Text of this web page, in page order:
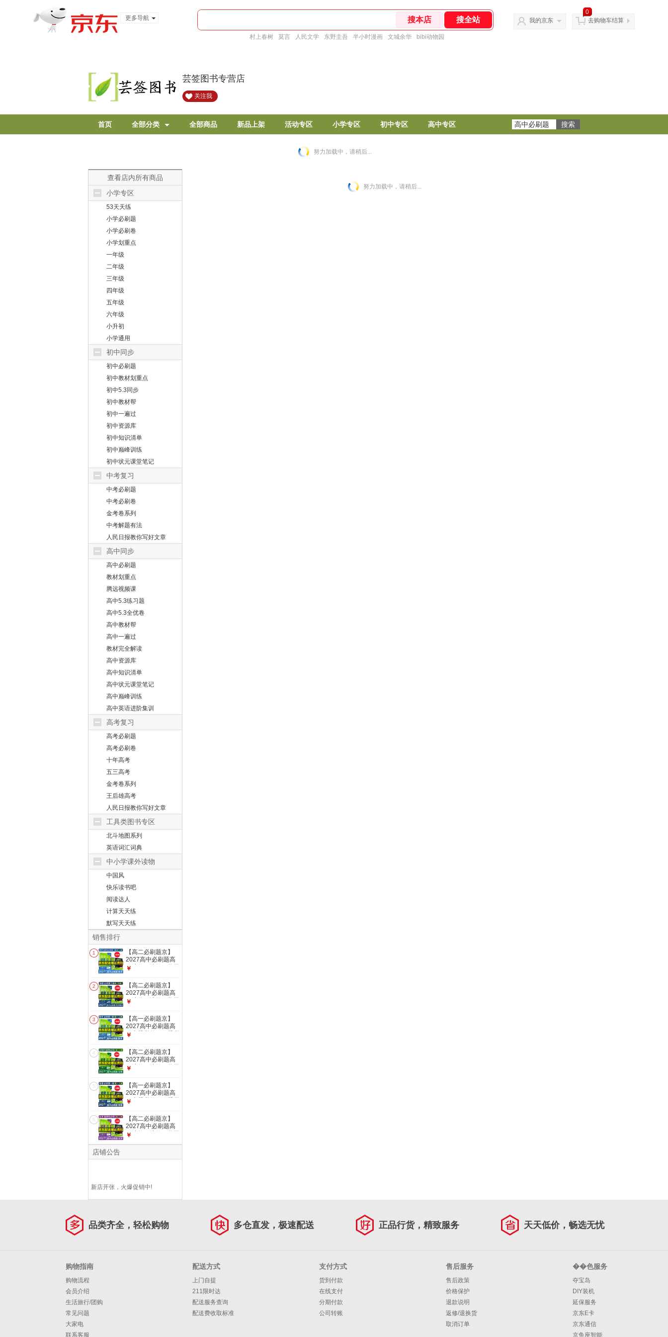
更多导航
村上春树 莫言 人民文学 东野圭吾 半小时漫画 文城余华 bibi动物园
我的京东
0
去购物车结算
芸签图书专营店
关注我
首页 全部分类 全部商品 新品上架 活动专区 小学专区 初中专区 高中专区
努力加载中，请稍后...
查看店内所有商品
小学专区
53天天练
小学必刷题
小学必刷卷
小学划重点
一年级
二年级
三年级
四年级
五年级
六年级
小升初
小学通用
初中同步
初中必刷题
初中教材划重点
初中5.3同步
初中教材帮
初中一遍过
初中资源库
初中知识清单
初中巅峰训练
初中状元课堂笔记
中考复习
中考必刷题
中考必刷卷
金考卷系列
中考解题有法
人民日报教你写好文章
高中同步
高中必刷题
教材划重点
腾远视频课
高中5.3练习题
高中5.3全优卷
高中教材帮
高中一遍过
教材完全解读
高中资源库
高中知识清单
高中状元课堂笔记
高中巅峰训练
高中英语进阶集训
高考复习
高考必刷题
高考必刷卷
十年高考
五三高考
金考卷系列
王后雄高考
人民日报教你写好文章
工具类图书专区
北斗地图系列
英语词汇词典
中小学课外读物
中国风
快乐读书吧
阅读达人
计算天天练
默写天天练
销售排行
1
【高二必刷题京】
2027高中必刷题高
二选修一选修二数学
重点新高考新教材化
学物理选择性必修一
必刷题物理必修三课
本同步练习册： 27
数学选修一人教A版
￥
2
【高二必刷题京】
2027高中必刷题高
二选修一选修二数学
重点新高考新教材化
学物理选择性必修一
必刷题物理必修三课
本同步练习册：
2027【高一升高
二】物理必修三 人
教版
￥
3
【高一必刷题京】
2027高中必刷题高
一上册必修一下册必
点新高考新教材语文
英语物理化学生物政
治历史地理课本同步
练习册： 27数学必
修一人教A版
￥
4
【高二必刷题京】
2027高中必刷题高
二选修一选修二数学
重点新高考新教材化
学物理选择性必修一
必刷题物理必修三课
本同步练习册： 27
生物选修一 人教版
￥
5
【高一必刷题京】
2027高中必刷题高
一上册必修一下册必
点新高考新教材语文
英语物理化学生物政
治历史地理课本同步
练习册： 27物理必
修一 人教版
￥
6
【高二必刷题京】
2027高中必刷题高
二选修一选修二数学
￥
店铺公告
新店开张，火爆促销中!
努力加载中，请稍后...
品类齐全，轻松购物 多仓直发，极速配送 正品行货，精致服务 天天低价，畅选无忧
购物指南
购物流程
会员介绍
生活旅行/团购
常见问题
大家电
联系客服
配送方式
上门自提
211限时达
配送服务查询
配送费收取标准
支付方式
货到付款
在线支付
分期付款
公司转账
售后服务
售后政策
价格保护
退款说明
返修/退换货
取消订单
��色服务
夺宝岛
DIY装机
延保服务
京东E卡
京东通信
京鱼座智能